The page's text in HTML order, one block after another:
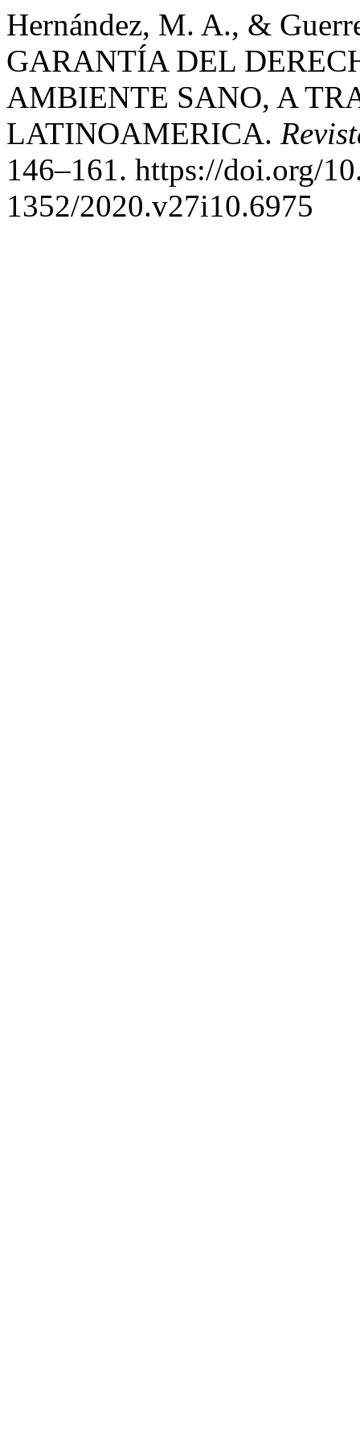
Hernández, M. A., &
GARANTÍA DEL
AMBIENTE SANO, A
LATINOAMERICA.
146–161. https://doi.org/
1352/2020.v27i10.6975